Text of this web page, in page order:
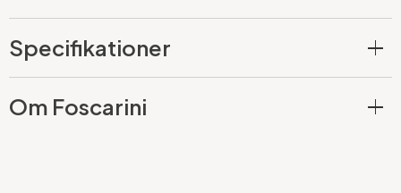
Specifikationer
Om Foscarini